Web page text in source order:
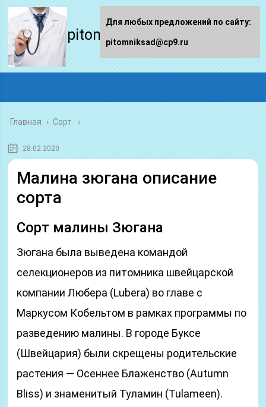
pitomniksad.ru
Главная › Сорт
28.02.2020
Малина зюгана описание
сорта
Сорт малины Зюгана
Зюгана была выведена командой
селекционеров из питомника швейцарской
компании Любера (Lubera) во главе с
Маркусом Кобельтом в рамках программы по
разведению малины. В городе Буксе
(Швейцария) были скрещены родительские
растения — Осеннее Блаженство (Autumn
Bliss) и знаменитый Туламин (Tulameen).
Для любых предложений по сайту:
pitomniksad@cp9.ru